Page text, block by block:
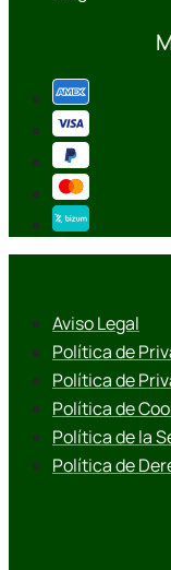
Aviso Legal
Política de
Política de
Política de
Política de la
Política de